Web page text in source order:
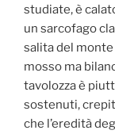
studiate, è
un sarcofago
salita del
mosso ma
tavolozza è
sostenuti,
che l’eredità